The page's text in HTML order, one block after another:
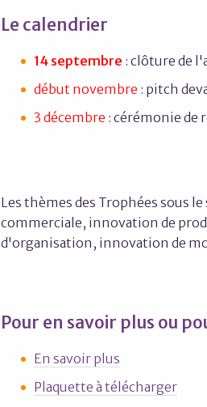
Le calendrier
14 septembre : clôture de
début novembre : pitch
3 décembre : cérémonie de
Les thèmes des Trophées sous
commerciale, innovation de
d'organisation, innovation de
Pour en savoir plus ou
En savoir plus
Plaquette à télécharger